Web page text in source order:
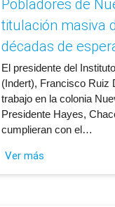
Pobladores de
titulación masiva
décadas de
​El presidente del
(Indert), Francisco Ruiz
trabajo en la colonia
Presidente Hayes,
cumplieran con el…
Ver más